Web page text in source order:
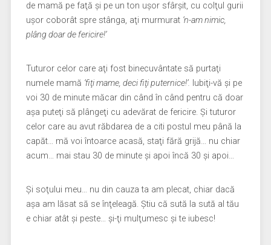
de mamă pe faţă şi pe un ton uşor sfârşit, cu colţul gurii
uşor coborât spre stânga, aţi murmurat ‘n-am nimic,
plâng doar de fericire!’
Tuturor celor care aţi fost binecuvântate să purtaţi
numele mamă ‘fiţi mame, deci fiţi puternice!’. Iubiţi-vă şi pe
voi 30 de minute măcar din când în când pentru că doar
aşa puteţi să plângeţi cu adevărat de fericire. Şi tuturor
celor care au avut răbdarea de a citi postul meu până la
capăt… mă voi întoarce acasă, staţi fără grijă… nu chiar
acum… mai stau 30 de minute şi apoi încă 30 şi apoi…
Şi soţului meu… nu din cauza ta am plecat, chiar dacă
aşa am lăsat să se înţeleagă. Ştiu că sută la sută al tău
e chiar atât şi peste… şi-ţi mulţumesc şi te iubesc!